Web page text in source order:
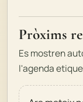
Pròxims
Es mostren
l'agenda